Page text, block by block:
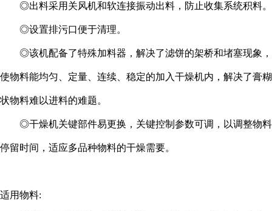
◎出料采用关风机和软连接振动出料，防止收集系统积料。
◎设置排污口便于清理。
◎该机配备了特殊加料器，解决了滤饼的架桥和堵塞现象，
使物料能均匀、定量、连续、稳定的加入干燥机内，解决了膏糊
状物料难以进料的难题。
◎干燥机关键部件易更换，关键控制参数可调，以调整物料
停留时间，适应多品种物料的干燥需要。
适用物料: